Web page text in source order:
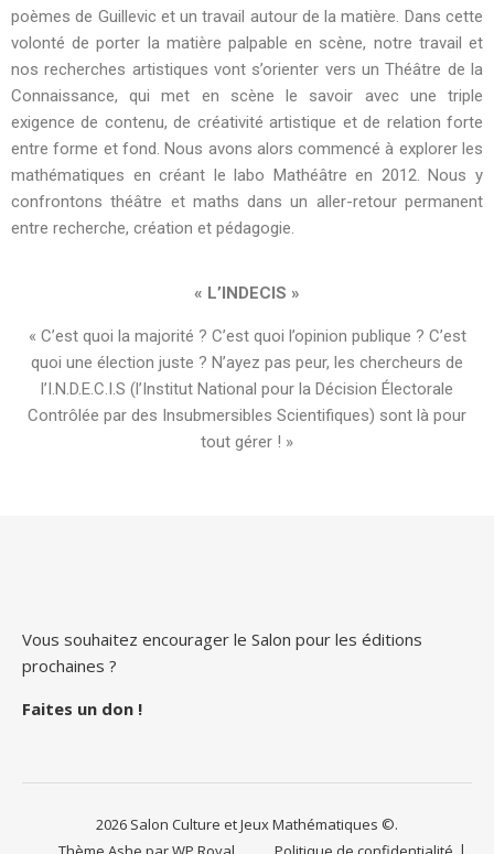
poèmes de Guillevic et un travail autour de la matière. Dans cette
volonté de porter la matière palpable en scène, notre travail et
nos recherches artistiques vont s’orienter vers un Théâtre de la
Connaissance, qui met en scène le savoir avec une triple
exigence de contenu, de créativité artistique et de relation forte
entre forme et fond. Nous avons alors commencé à explorer les
mathématiques en créant le labo Mathéâtre en 2012. Nous y
confrontons théâtre et maths dans un aller-retour permanent
entre recherche, création et pédagogie.
« L’INDECIS »
« C’est quoi la majorité ? C’est quoi l’opinion publique ? C’est
quoi une élection juste ? N’ayez pas peur, les chercheurs de
l’I.N.D.E.C.I.S (l’Institut National pour la Décision Électorale
Contrôlée par des Insubmersibles Scientifiques) sont là pour
tout gérer ! »
Vous souhaitez encourager le Salon pour les éditions
prochaines ?
Faites un don !
2026 Salon Culture et Jeux Mathématiques ©.